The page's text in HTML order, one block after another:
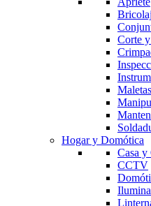
Corte
Hogar y Domótica
Casa y
CCTV